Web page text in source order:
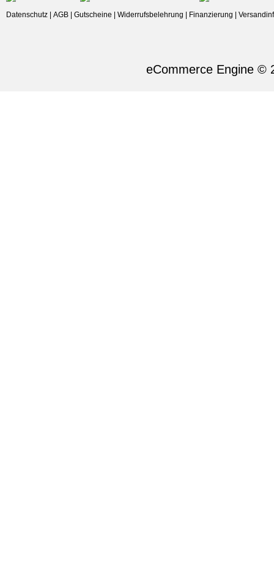
Datenschutz | AGB | Gutscheine | Widerrufsbelehrung | Finanzierung |
eCommerce Engine ©